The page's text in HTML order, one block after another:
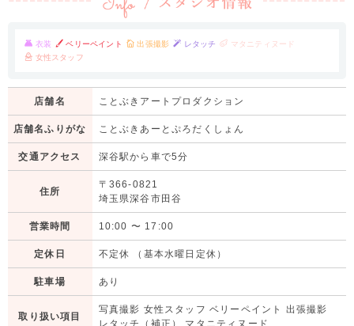
衣装 ベリーペイント 出張撮影 レタッチ
マタニティヌード
女性スタッフ
店舗名 ことぶきアートプロダクション
店舗名ふりがな ことぶきあーとぷろだくしょん
交通アクセス 深谷駅から車で5分
住所
〒366-0821
埼玉県深谷市田谷
営業時間 10:00 〜 17:00
定休日 不定休 （基本水曜日定休）
駐車場 あり
取り扱い項目
写真撮影 女性スタッフ ベリーペイント 出張撮影
レタッチ（補正） マタニティヌード